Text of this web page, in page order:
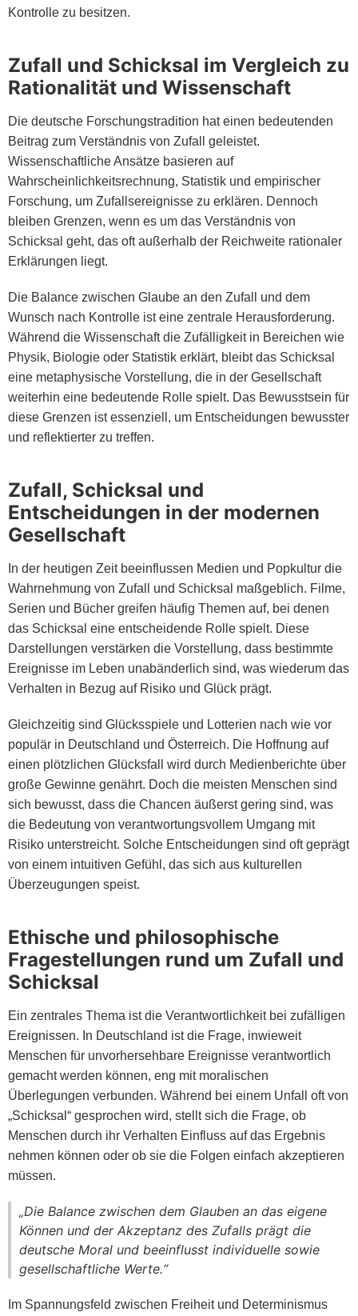
Kontrolle zu besitzen.
Zufall und Schicksal im Vergleich zu
Rationalität und Wissenschaft
Die deutsche Forschungstradition hat einen bedeutenden
Beitrag zum Verständnis von Zufall geleistet.
Wissenschaftliche Ansätze basieren auf
Wahrscheinlichkeitsrechnung, Statistik und empirischer
Forschung, um Zufallsereignisse zu erklären. Dennoch
bleiben Grenzen, wenn es um das Verständnis von
Schicksal geht, das oft außerhalb der Reichweite rationaler
Erklärungen liegt.
Die Balance zwischen Glaube an den Zufall und dem
Wunsch nach Kontrolle ist eine zentrale Herausforderung.
Während die Wissenschaft die Zufälligkeit in Bereichen wie
Physik, Biologie oder Statistik erklärt, bleibt das Schicksal
eine metaphysische Vorstellung, die in der Gesellschaft
weiterhin eine bedeutende Rolle spielt. Das Bewusstsein für
diese Grenzen ist essenziell, um Entscheidungen bewusster
und reflektierter zu treffen.
Zufall, Schicksal und
Entscheidungen in der modernen
Gesellschaft
In der heutigen Zeit beeinflussen Medien und Popkultur die
Wahrnehmung von Zufall und Schicksal maßgeblich. Filme,
Serien und Bücher greifen häufig Themen auf, bei denen
das Schicksal eine entscheidende Rolle spielt. Diese
Darstellungen verstärken die Vorstellung, dass bestimmte
Ereignisse im Leben unabänderlich sind, was wiederum das
Verhalten in Bezug auf Risiko und Glück prägt.
Gleichzeitig sind Glücksspiele und Lotterien nach wie vor
populär in Deutschland und Österreich. Die Hoffnung auf
einen plötzlichen Glücksfall wird durch Medienberichte über
große Gewinne genährt. Doch die meisten Menschen sind
sich bewusst, dass die Chancen äußerst gering sind, was
die Bedeutung von verantwortungsvollem Umgang mit
Risiko unterstreicht. Solche Entscheidungen sind oft geprägt
von einem intuitiven Gefühl, das sich aus kulturellen
Überzeugungen speist.
Ethische und philosophische
Fragestellungen rund um Zufall und
Schicksal
Ein zentrales Thema ist die Verantwortlichkeit bei zufälligen
Ereignissen. In Deutschland ist die Frage, inwieweit
Menschen für unvorhersehbare Ereignisse verantwortlich
gemacht werden können, eng mit moralischen
Überlegungen verbunden. Während bei einem Unfall oft von
„Schicksal“ gesprochen wird, stellt sich die Frage, ob
Menschen durch ihr Verhalten Einfluss auf das Ergebnis
nehmen können oder ob sie die Folgen einfach akzeptieren
müssen.
„Die Balance zwischen dem Glauben an das eigene
Können und der Akzeptanz des Zufalls prägt die
deutsche Moral und beeinflusst individuelle sowie
gesellschaftliche Werte.“
Im Spannungsfeld zwischen Freiheit und Determinismus